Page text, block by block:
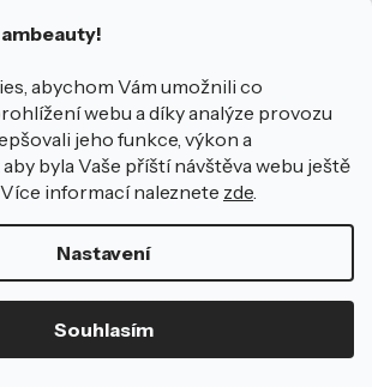
abychom Vám umožnili co
webu a díky analýze provozu
jeho funkce, výkon a
byla Vaše příští návštěva webu ještě
informací naleznete zde.
Nastavení
Souhlasím
na Instagramu
Vytvořil Shoptet
Všechna práva vyhrazena.